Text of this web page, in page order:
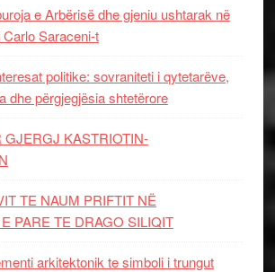
e Arbërisë dhe gjeniu ushtarak në
Saraceni-t
politike: sovraniteti i qytetarëve,
dhe përgjegjësia shtetërore
GJERGJ KASTRIOTIN-
TE NAUM PRIFTIT NË
PARE TE DRAGO SILIQIT
arkitektonik te simboli i trungut